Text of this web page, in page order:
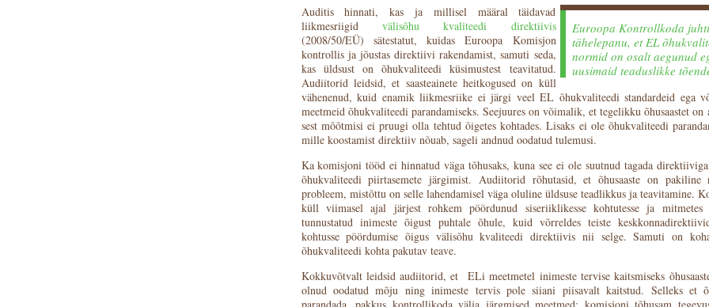
Euroopa Kontrollkoda
tähelepanu, et EL
normid on osalt aegunud
uusimaid teaduslikke
Auditis hinnati, kas ja millisel määral täidavad
liikmesriigid välisõhu kvaliteedi direktiivis
(2008/50/EÜ) sätestatut, kuidas Euroopa Komisjon
kontrollis ja jõustas direktiivi rakendamist, samuti seda,
kas üldsust on õhukvaliteedi küsimustest teavitatud.
Audiitorid leidsid, et saasteainete heitkogused on küll
vähenenud, kuid enamik liikmesriike ei järgi veel EL õhukvaliteedi standardeid ega
meetmeid õhukvaliteedi parandamiseks. Seejuures on võimalik, et tegelikku õhusaastet on
sest mõõtmisi ei pruugi olla tehtud õigetes kohtades. Lisaks ei ole õhukvaliteedi
mille koostamist direktiiv nõuab, sageli andnud oodatud tulemusi.
Ka komisjoni tööd ei hinnatud väga tõhusaks, kuna see ei ole suutnud tagada direktiiviga
õhukvaliteedi piirtasemete järgimist. Audiitorid rõhutasid, et õhusaaste on pakiline
probleem, mistõttu on selle lahendamisel väga oluline üldsuse teadlikkus ja teavitamine.
küll viimasel ajal järjest rohkem pöördunud siseriiklikesse kohtutesse ja
tunnustatud inimeste õigust puhtale õhule, kuid võrreldes teiste
kohtusse pöördumise õigus välisõhu kvaliteedi direktiivis nii selge. Samuti on
õhukvaliteedi kohta pakutav teave.
Kokkuvõtvalt leidsid audiitorid, et ELi meetmetel inimeste tervise kaitsmiseks
olnud oodatud mõju ning inimeste tervis pole siiani piisavalt kaitstud. Selleks et